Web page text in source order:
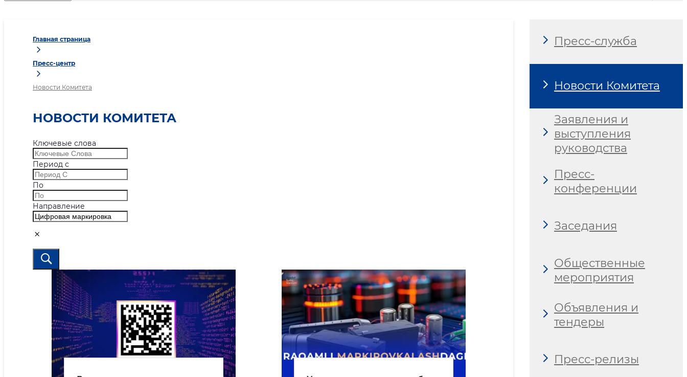
Главная страница
Пресс-центр
Новости Комитета
НОВОСТИ КОМИТЕТА
Ключевые слова
Период с
По
Направление
Пресс-служба
Новости Комитета
Заявления и
выступления
руководства
Пресс-
конференции
Заседания
Общественные
мероприятия
Объявления и
тендеры
Пресс-релизы